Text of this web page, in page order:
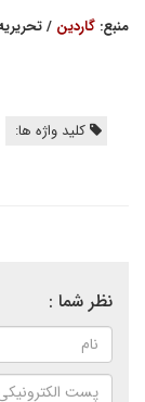
منبع: گاردین /
کلید واژه ها:
نظر شما :